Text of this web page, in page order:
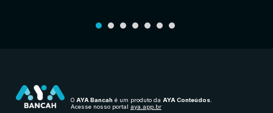
O AYA Bancah é um produto da AYA Conteúdos
Acesse nosso portal aya.app.br